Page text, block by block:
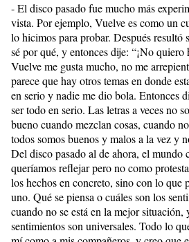
- El disco pasado fue mucho más
vista. Por ejemplo, Vuelve es como un
lo hicimos para probar. Después resultó
sé por qué, y entonces dije: “¡No quiero
Vuelve me gusta mucho, no me
parece que hay otros temas en donde
en serio y nadie me dio bola. Entonces
ser todo en serio. Las letras a veces no
bueno cuando mezclan cosas, cuando
todos somos buenos y malos a la vez y
Del disco pasado al de ahora, el mundo
queríamos reflejar pero no como
los hechos en concreto, sino con lo que
uno. Qué se piensa o cuáles son los
cuando no se está en la mejor situación,
sentimientos son universales. Todo lo